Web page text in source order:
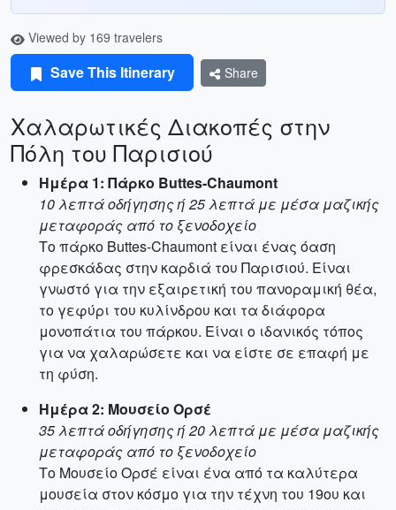
Viewed by 169 travelers
Save This Itinerary Share
Χαλαρωτικές Διακοπές στην
Πόλη του Παρισιού
Ημέρα 1: Πάρκο Buttes-Chaumont
10 λεπτά οδήγησης ή 25 λεπτά με μέσα μαζικής
μεταφοράς από το ξενοδοχείο
Το πάρκο Buttes-Chaumont είναι ένας όαση
φρεσκάδας στην καρδιά του Παρισιού. Είναι
γνωστό για την εξαιρετική του πανοραμική θέα,
το γεφύρι του κυλίνδρου και τα διάφορα
μονοπάτια του πάρκου. Είναι ο ιδανικός τόπος
για να χαλαρώσετε και να είστε σε επαφή με
τη φύση.
Ημέρα 2: Μουσείο Ορσέ
35 λεπτά οδήγησης ή 20 λεπτά με μέσα μαζικής
μεταφοράς από το ξενοδοχείο
Το Μουσείο Ορσέ είναι ένα από τα καλύτερα
μουσεία στον κόσμο για την τέχνη του 19ου και